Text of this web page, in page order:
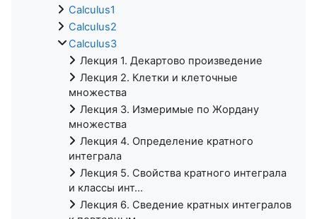
Calculus1
Calculus2
Calculus3
Лекция 1. Декартово произведение
Лекция 2. Клетки и клеточные
множества
Лекция 3. Измеримые по Жордану
множества
Лекция 4. Определение кратного
интеграла
Лекция 5. Свойства кратного интеграла
и классы инт...
Лекция 6. Сведение кратных интегралов